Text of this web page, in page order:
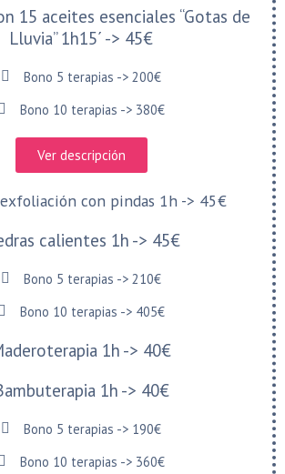
15 aceites esenciales “Gotas de
Lluvia” 1h15´ -> 45€
Bono 5 terapias -> 200€
Bono 10 terapias -> 380€
Ver descripción
con pindas 1h -> 45€
calientes 1h -> 45€
Bono 5 terapias -> 210€
Bono 10 terapias -> 405€
1h -> 40€
1h -> 40€
Bono 5 terapias -> 190€
Bono 10 terapias -> 360€